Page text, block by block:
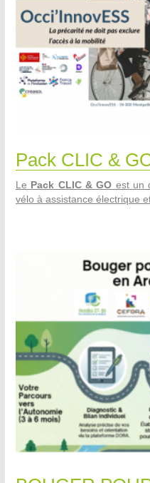
Pack CLIC &
Le Pack CLIC & GO est un
vélo à assistance électrique